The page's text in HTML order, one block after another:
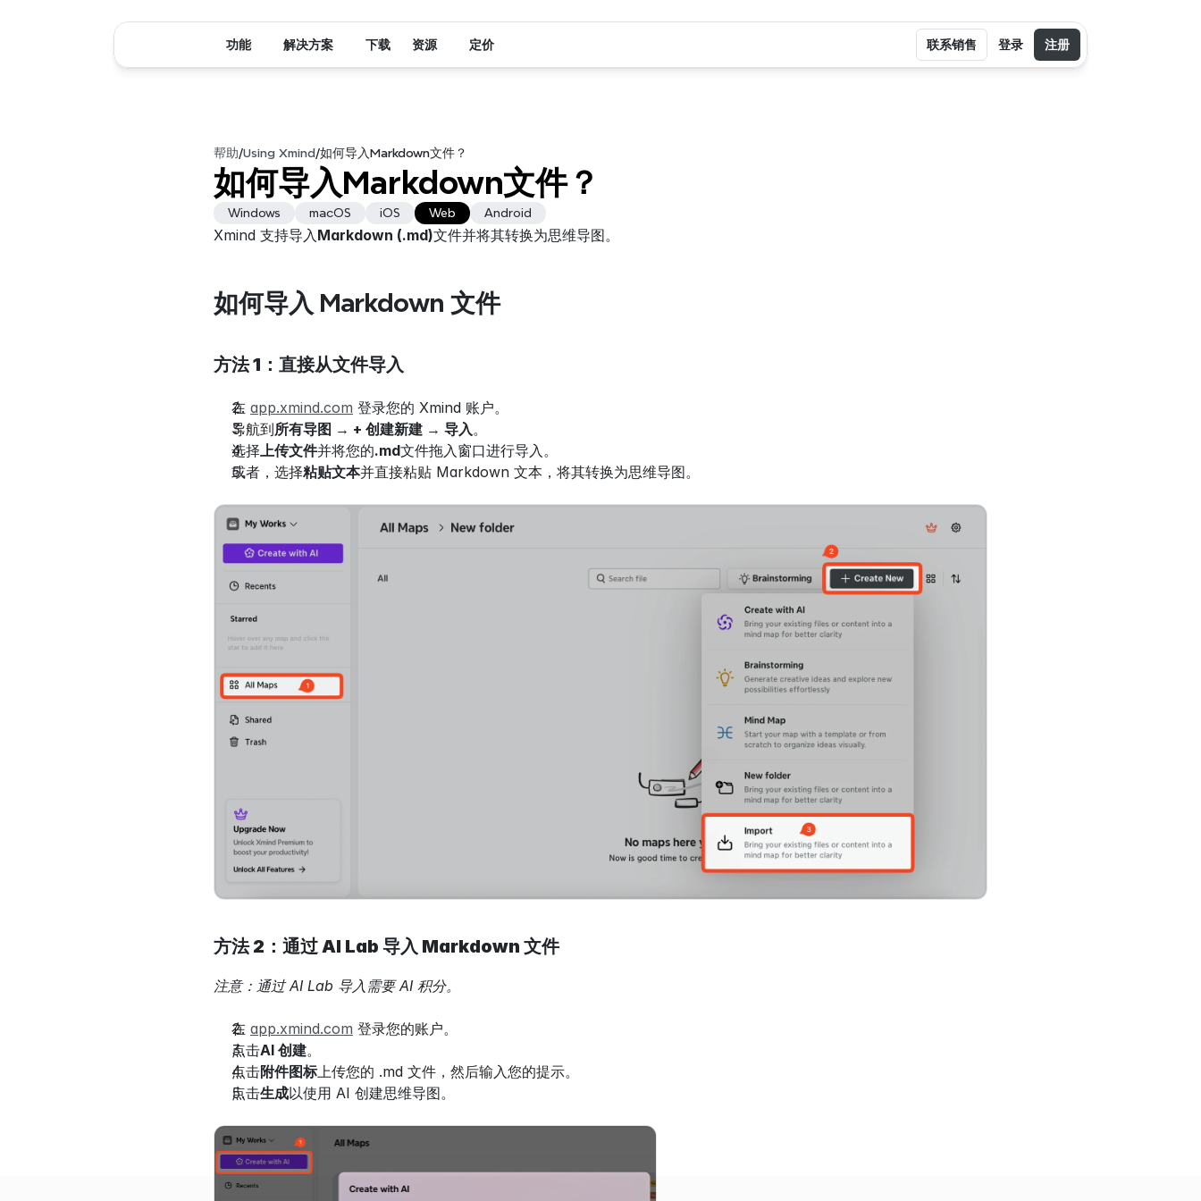
帮助/Using Xmind /如何导入Markdown文件？
如何导入Markdown文件？
Windows macOS iOS Web Android
Xmind 支持导入Markdown (.md)文件并将其转换为思维导图。
如何导入 Markdown 文件
方法 1：直接从文件导入
在 app.xmind.com 登录您的 Xmind 账户。
导航到所有导图 → + 创建新建 → 导入。
选择上传文件并将您的.md文件拖入窗口进行导入。
或者，选择粘贴文本并直接粘贴 Markdown 文本，将其转换为思维导图。
方法 2：通过 AI Lab 导入 Markdown 文件
注意：通过 AI Lab 导入需要 AI 积分。
在 app.xmind.com 登录您的账户。
点击AI 创建。
点击附件图标上传您的 .md 文件，然后输入您的提示。
点击生成以使用 AI 创建思维导图。
功能 解决方案 下载 资源 定价 联系销售 登录 注册